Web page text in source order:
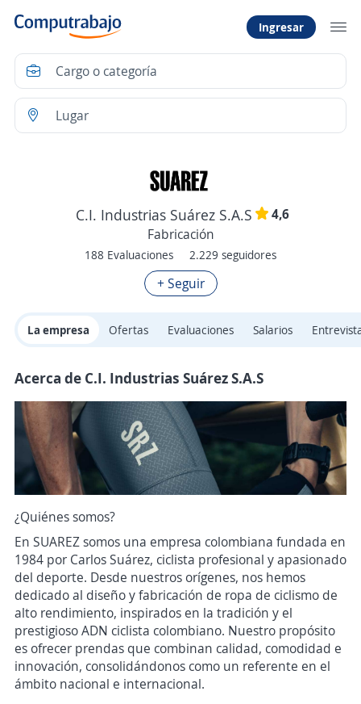
Ingresar
C.I. Industrias Suárez S.A.S
4,6
Fabricación
188 Evaluaciones 2.229 seguidores
+ Seguir
La empresa Ofertas Evaluaciones Salarios
Acerca de C.I. Industrias Suárez S.A.S
¿Quiénes somos?
En SUAREZ somos una empresa colombiana fundada en
1984 por Carlos Suárez, ciclista profesional y apasionado
del deporte. Desde nuestros orígenes, nos hemos
dedicado al diseño y fabricación de ropa de ciclismo de
alto rendimiento, inspirados en la tradición y el
prestigioso ADN ciclista colombiano. Nuestro propósito
es ofrecer prendas que combinan calidad, comodidad e
innovación, consolidándonos como un referente en el
ámbito nacional e internacional.